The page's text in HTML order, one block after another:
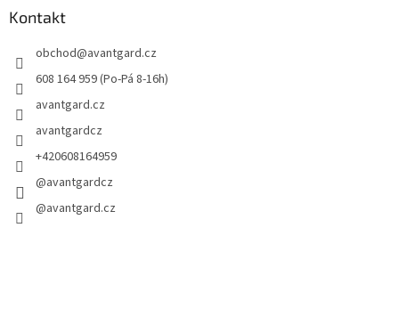
Kontakt
obchod@avantgard.cz
608 164 959 (Po-Pá 8-16h)
avantgard.cz
avantgardcz
+420608164959
@avantgardcz
@avantgard.cz